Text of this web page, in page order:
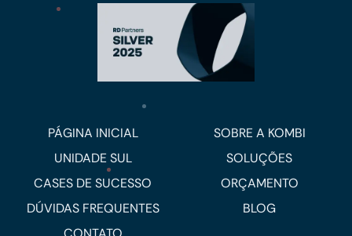
PÁGINA INICIAL
SOBRE A KOMBI
UNIDADE SUL
SOLUÇÕES
CASES DE SUCESSO
ORÇAMENTO
DÚVIDAS FREQUENTES
BLOG